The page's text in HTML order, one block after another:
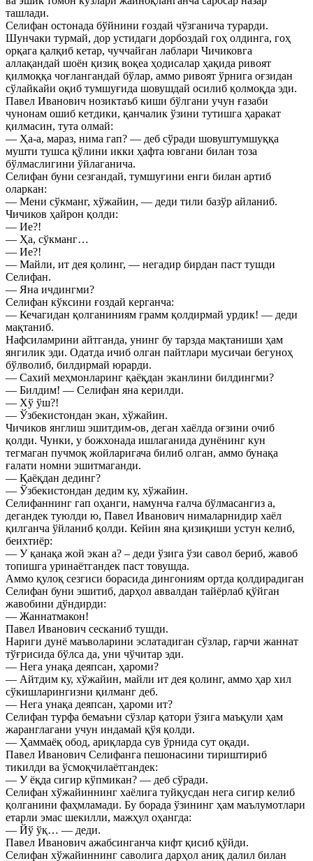
ташлади.
Селифан остонада бўйнини ғоздай чўзганича турарди.
Шунчаки турмай, дор устидаги дорбоздай гоҳ олдинга, гоҳ
орқага қалқиб кетар, чуччайган лаблари Чичиковга
аллақандай шоён қизиқ воқеа ҳодисалар ҳақида ривоят
қилмоққа чоғлангандай бўлар, аммо ривоят ўрнига оғзидан
сўлайкайи оқиб тумшуғида шовушдай осилиб қолмоқда эди.
Павел Иванович нозиктаъб киши бўлгани учун ғазаби
чунонам ошиб кетдики, қанчалик ўзини тутишга ҳаракат
қилмасин, тута олмай:
— Ҳа-а, мараз, нима гап? — деб сўради шовуштумшуққа
мушти тушса қўлини икки ҳафта ювгани билан тоза
бўлмаслигини ўйлаганича.
Селифан буни сезгандай, тумшуғини енги билан артиб
оларкан:
— Мени сўкманг, хўжайин, — деди тили базўр айланиб.
Чичиков ҳайрон қолди:
— Ие?!
— Ҳа, сўкманг…
— Ие?!
— Майли, ит дея қолинг, — негадир бирдан паст тушди
Селифан.
— Яна ичдингми?
Селифан кўксини ғоздай керганча:
— Кечагидан қолганиниям грамм қолдирмай урдик! — деди
мақтаниб.
Нафсиламрини айтганда, унинг бу тарзда мақтаниши ҳам
янгилик эди. Одатда ичиб олган пайтлари мусичаи бегуноҳ
бўлволиб, билдирмай юрарди.
— Сахий меҳмонларинг қаёқдан эканлини билдингми?
— Билдим! — Селифан яна керилди.
— Хў ўш?!
— Ўзбекистондан экан, хўжайин.
Чичиков янглиш эшитдим-ов, деган хаёлда оғзини очиб
қолди. Чунки, у божхонада ишлаганида дунёнинг кун
тегмаган пучмоқ жойларигача билиб олган, аммо бунақа
ғалати номни эшитмаганди.
— Қаёқдан дединг?
— Ўзбекистондан дедим ку, хўжайин.
Селифаннинг гап оҳанги, намунча ғалча бўлмасангиз а,
дегандек туюлди ю, Павел Иванович нималарнидир хаёл
қилганча ўйланиб қолди. Кейин яна қизиқиши устун келиб,
беихтиёр:
— У қанақа жой экан а? – деди ўзига ўзи савол бериб, жавоб
топишга уринаётгандек паст товушда.
Аммо қулоқ сезгиси борасида дингониям ортда қолдирадиган
Селифан буни эшитиб, дарҳол аввалдан тайёрлаб қўйган
жавобини дўндирди:
— Жаннатмакон!
Павел Иванович сесканиб тушди.
Нариги дунё маъволарини эслатадиган сўзлар, гарчи жаннат
тўғрисида бўлса да, уни чўчитар эди.
— Нега унақа деяпсан, ҳароми?
— Айтдим ку, хўжайин, майли ит дея қолинг, аммо ҳар хил
сўкишларингизни қилманг деб.
— Нега унақа деяпсан, ҳароми ит?
Селифан турфа бемаъни сўзлар қатори ўзига маъқули ҳам
жаранглагани учун индамай қўя қолди.
— Ҳаммаёқ обод, ариқларда сув ўрнида сут оқади.
Павел Иванович Селифанга пешонасини тириштириб
тикилди ва ўсмоқчилаётгандек:
— У ёқда сигир кўпмикан? — деб сўради.
Селифан хўжайиннинг хаёлига туйқусдан нега сигир келиб
қолганини фаҳмламади. Бу борада ўзининг ҳам маълумотлари
етарли эмас шекилли, мажҳул оҳангда:
— Йў ўқ… — деди.
Павел Иванович ажабсинганча кифт қисиб қўйди.
Селифан хўжайиннинг саволига дарҳол аниқ далил билан